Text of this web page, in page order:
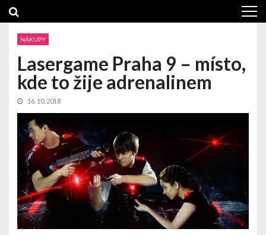
navigation
content
NÁKUPY
Lasergame Praha 9 – místo,
kde to žije adrenalinem
16. 10. 2018